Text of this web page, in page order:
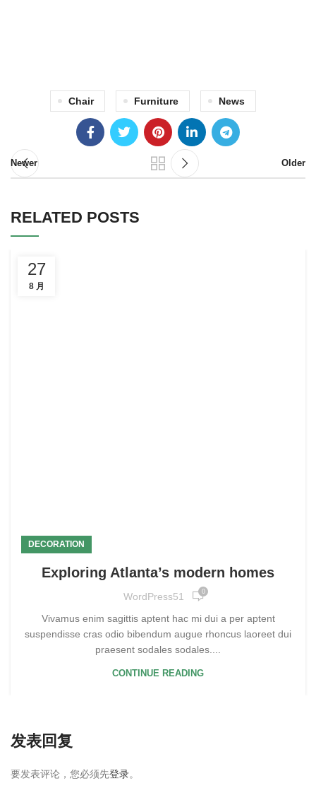
Chair Furniture News
Newer Older
RELATED POSTS
27
8 月
DECORATION
Exploring Atlanta’s modern homes
WordPress51 0
Vivamus enim sagittis aptent hac mi dui a per aptent
suspendisse cras odio bibendum augue rhoncus laoreet dui
praesent sodales sodales....
CONTINUE READING
发表回复
要发表评论，您必须先登录。